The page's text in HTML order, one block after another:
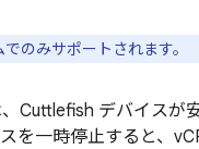
のみサポートされます。
Cuttlefish デバイスが
を一時停止すると、